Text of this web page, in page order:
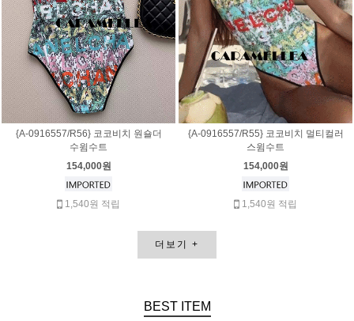
{A-0916557/R56} 코코비치 원숄더
수윔수트
154,000원
1,540원 적립
{A-0916557/R55} 코코비치 멀티컬러
스윔수트
154,000원
1,540원 적립
더보기 +
BEST ITEM